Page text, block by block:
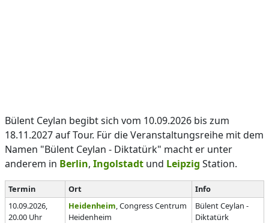
Bülent Ceylan begibt sich vom 10.09.2026 bis zum
18.11.2027 auf Tour. Für die Veranstaltungsreihe mit dem
Namen "Bülent Ceylan - Diktatürk" macht er unter
anderem in Berlin, Ingolstadt und Leipzig Station.
Termin Ort
Info
10.09.2026,
20.00 Uhr
Heidenheim, Congress Centrum
Heidenheim
Bülent Ceylan -
Diktatürk